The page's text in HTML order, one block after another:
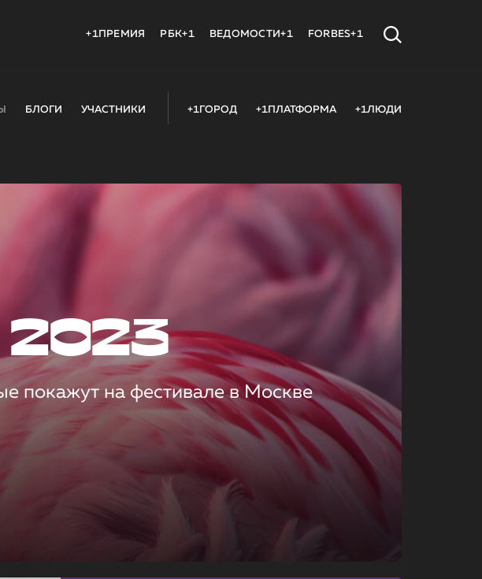
+1ПРЕМИЯ РБК+1 ВЕДОМОСТИ+1 FORBES+1
БЛОГИ УЧАСТНИКИ +1ГОРОД +1ПЛАТФОРМА +1ЛЮДИ
2023
покажут на фестивале в Москве